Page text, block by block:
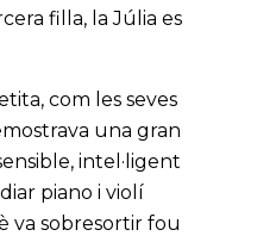
filla, la Júlia es
com les seves
una gran
intel·ligent
piano i violí
va sobresortir fou